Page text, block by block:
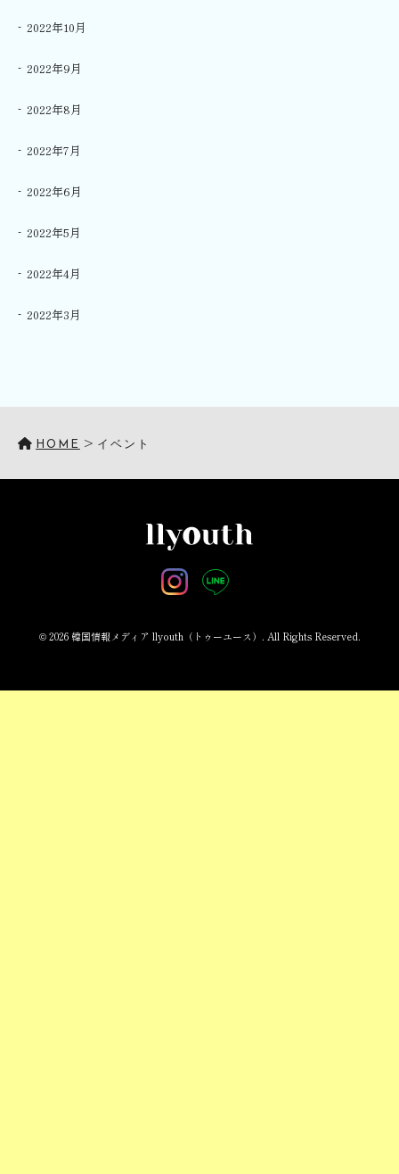
2022年10月
2022年9月
2022年8月
2022年7月
2022年6月
2022年5月
2022年4月
2022年3月
HOME > イベント
© 2026 韓国情報メディア llyouth（トゥーユース）. All Rights Reserved.